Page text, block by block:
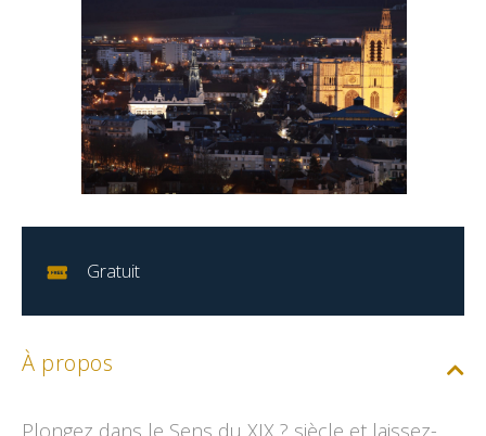
Gratuit
À propos
Plongez dans le Sens du XIX ? siècle et laissez-